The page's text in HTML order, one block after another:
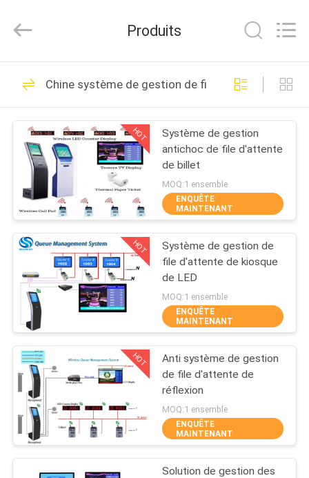
MAISON
PRODUITS
SUJET
DE
NOUS
VISITE
D'USINE
CONTRÔLE
DE
QUALITÉ
CONTACTEZ-
NOUS
Technology
Co.,Ltd.
Reserved.
Système de queue
électronique
52
Système de queue
de client
33
Système de queue
d'hôpital
Produits
Chine système de gestion de file d'attente
HOT
Système de gestion
antichoc de file d'attente
de billet
MOQ:1 ensemble
ENQUÊTE
MAINTENANT
HOT
Système de gestion de
file d'attente de kiosque
de LED
MOQ:1 ensemble
ENQUÊTE
MAINTENANT
HOT
Anti système de gestion
de file d'attente de
réflexion
MOQ:1 ensemble
ENQUÊTE
MAINTENANT
Solution de gestion des